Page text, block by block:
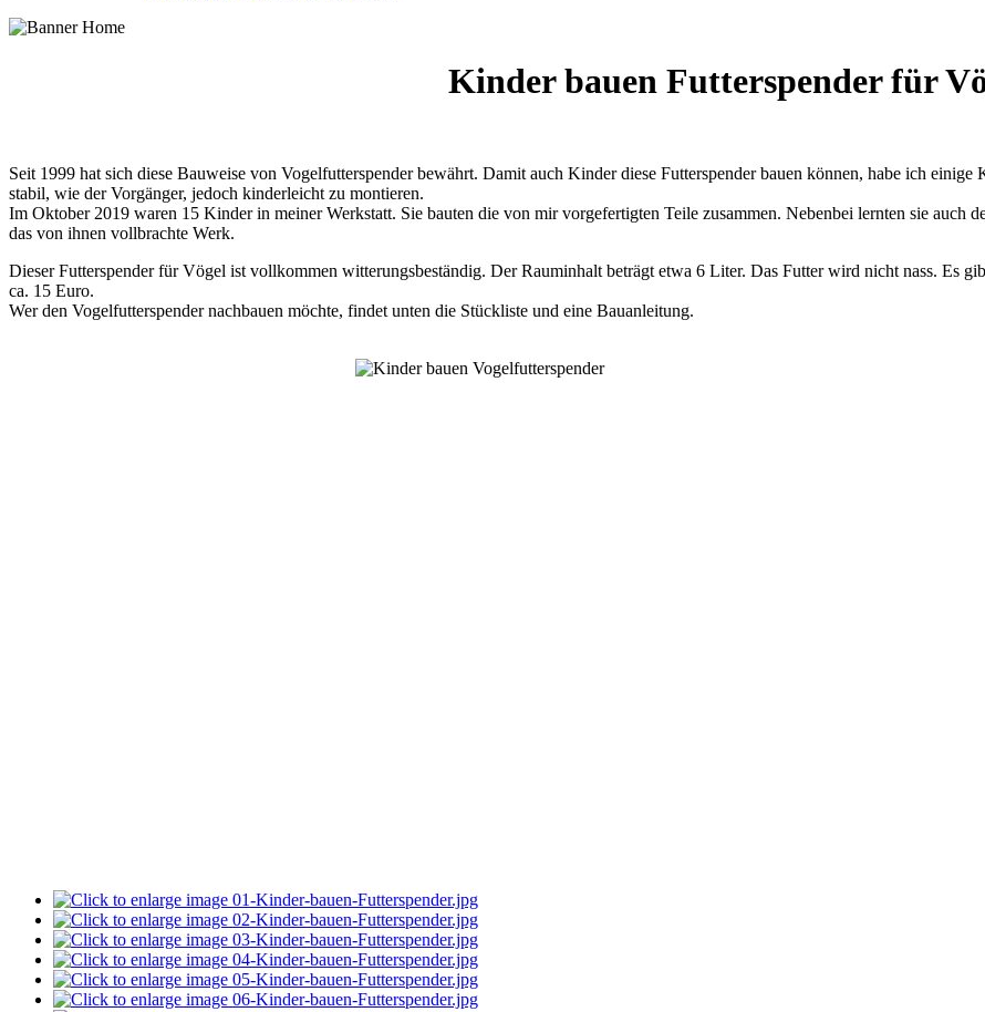
Kinder bauen Futterspender für
Seit 1999 hat sich diese Bauweise von Vogelfutterspender bewährt. Damit auch Kinder diese Futterspender bauen können, habe ich
stabil, wie der Vorgänger, jedoch kinderleicht zu montieren.
Im Oktober 2019 waren 15 Kinder in meiner Werkstatt. Sie bauten die von mir vorgefertigten Teile zusammen. Nebenbei lernten sie auch
das von ihnen vollbrachte Werk.
Dieser Futterspender für Vögel ist vollkommen witterungsbeständig. Der Rauminhalt beträgt etwa 6 Liter. Das Futter wird nicht nass. Es
ca. 15 Euro.
Wer den Vogelfutterspender nachbauen möchte, findet unten die Stückliste und eine Bauanleitung.